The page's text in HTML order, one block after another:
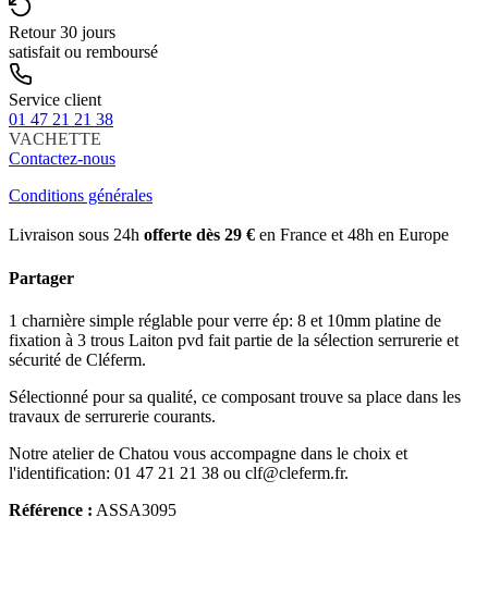
Retour 30 jours
satisfait ou remboursé
Service client
01 47 21 21 38
VACHETTE
Contactez-nous
Conditions générales
Livraison sous 24h offerte dès 29 € en France et 48h en Europe
Partager
1 charnière simple réglable pour verre ép: 8 et 10mm platine de
fixation à 3 trous Laiton pvd fait partie de la sélection serrurerie et
sécurité de Cléferm.
Sélectionné pour sa qualité, ce composant trouve sa place dans les
travaux de serrurerie courants.
Notre atelier de Chatou vous accompagne dans le choix et
l'identification: 01 47 21 21 38 ou clf@cleferm.fr.
Référence : ASSA3095